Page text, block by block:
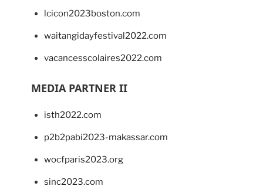
lcicon2023boston.com
waitangidayfestival2022.com
vacancesscolaires2022.com
MEDIA PARTNER II
isth2022.com
p2b2pabi2023-makassar.com
wocfparis2023.org
sinc2023.com